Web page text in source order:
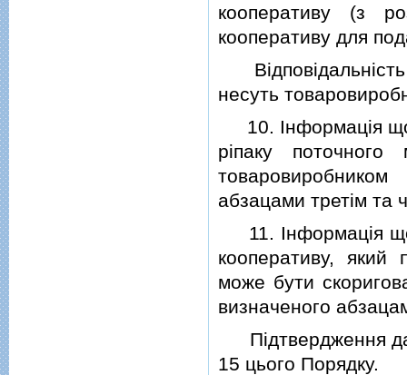
кооперативу (з
кооперативу для
Вiдповiдальнiсть
несуть
10. Iнформацiя
рiпаку поточного
абзацами третiм та
11. Iнформацiя
кооперативу, який
може бути
визначеного
Пiдтвердження
15 цього Порядку.